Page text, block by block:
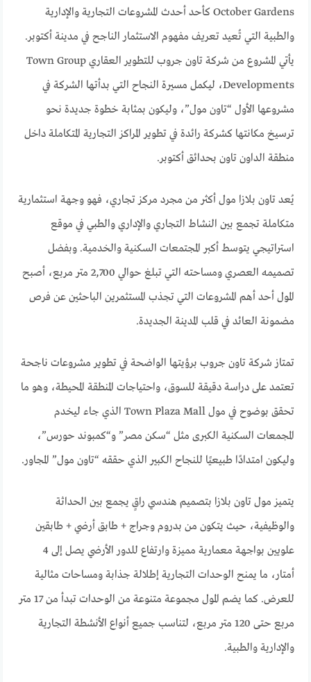
October Gardens كأحد أحدث المشروعات التجارية والإدارية
والطبية التي تُعيد تعريف مفهوم الاستثمار الناجح في مدينة أكتوبر.
يأتي المشروع من شركة تاون جروب للتطوير العقاري Town Group
Developments، ليكمل مسيرة النجاح التي بدأتها الشركة في
مشروعها الأول “تاون مول”، وليكون بمثابة خطوة جديدة نحو
ترسيخ مكانتها كشركة رائدة في تطوير المراكز التجارية المتكاملة داخل
منطقة الداون تاون بحدائق أكتوبر.
يُعد تاون بلازا مول أكثر من مجرد مركز تجاري، فهو وجهة استثمارية
متكاملة تجمع بين النشاط التجاري والإداري والطبي في موقع
استراتيجي يتوسط أكبر المجتمعات السكنية والخدمية. وبفضل
تصميمه العصري ومساحته التي تبلغ حوالي 2,700 متر مربع، أصبح
المول أحد أهم المشروعات التي تجذب المستثمرين الباحثين عن فرص
مضمونة العائد في قلب المدينة الجديدة.
تمتاز شركة تاون جروب برؤيتها الواضحة في تطوير مشروعات ناجحة
تعتمد على دراسة دقيقة للسوق، واحتياجات المنطقة المحيطة، وهو ما
تحقق بوضوح في مول Town Plaza Mall الذي جاء ليخدم
المجمعات السكنية الكبرى مثل “سكن مصر” و“كمبوند حورس”،
وليكون امتدادًا طبيعيًا للنجاح الكبير الذي حققه “تاون مول” المجاور.
يتميز مول تاون بلازا بتصميم هندسي راقٍ يجمع بين الحداثة
والوظيفية، حيث يتكون من بدروم وجراج + طابق أرضي + طابقين
علويين بواجهة معمارية مميزة وارتفاع للدور الأرضي يصل إلى 4
أمتار، ما يمنح الوحدات التجارية إطلالة جذابة ومساحات مثالية
للعرض. كما يضم المول مجموعة متنوعة من الوحدات تبدأ من 17 متر
مربع حتى 120 متر مربع، لتناسب جميع أنواع الأنشطة التجارية
والإدارية والطبية.